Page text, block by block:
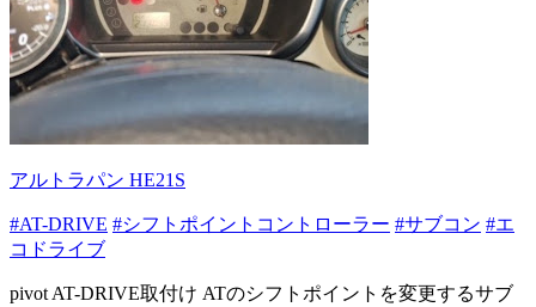
アルトラパン HE21S
#AT-DRIVE #シフトポイントコントローラー #サブコン #エ
コドライブ
pivot AT-DRIVE取付け ATのシフトポイントを変更するサブ